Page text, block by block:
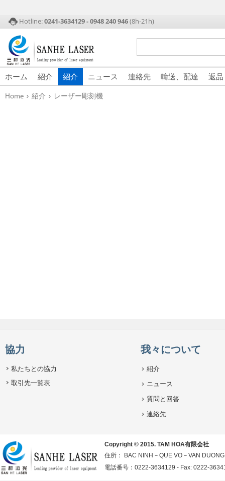
Hotline:0241-3634129 - 0948 240 946(8h-21h)
ホーム 紹介 紹介 ニュース 連絡先 輸送、配達 返品
Home › 紹介 › レーザー彫刻機
協力
私たちとの協力
取引先一覧表
我々について
紹介
ニュース
質問と回答
連絡先
Copyright © 2015. TAM HOA有限会社
住所： BAC NINH－QUE VO－VAN
電話番号：0222-3634129 - Fax: 0222-